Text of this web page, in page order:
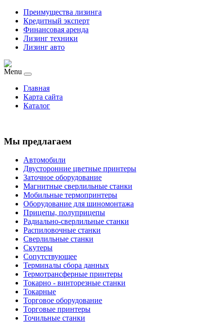
Преимущества лизинга
Кредитный эксперт
Финансовая аренда
Лизинг техники
Лизинг авто
Menu
Главная
Карта сайта
Каталог
Мы предлагаем
Автомобили
Двусторонние цветные принтеры
Заточное оборудование
Магнитные сверлильные станки
Мобильные термопринтеры
Оборудование для шиномонтажа
Прицепы, полуприцепы
Радиально-сверлильные станки
Распиловочные станки
Сверлильные станки
Скутеры
Сопутствующее
Терминалы сбора данных
Термотрансферные принтеры
Токарно - винторезные станки
Токарные
Торговое оборудование
Торговые принтеры
Точильные станки